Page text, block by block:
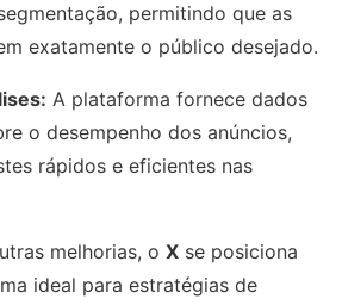
permitindo que as
exatamente o público desejado.
A plataforma fornece dados
o desempenho dos anúncios,
rápidos e eficientes nas
melhorias, o X se posiciona
ideal para estratégias de